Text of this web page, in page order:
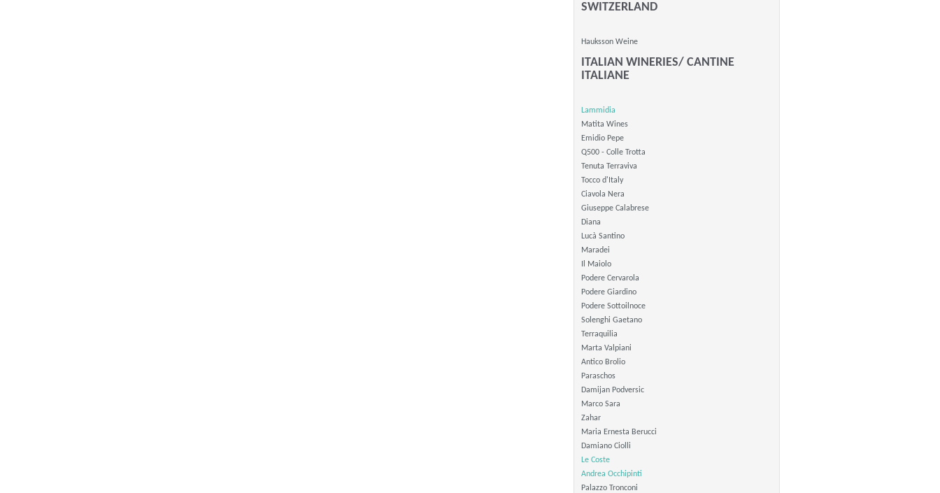
SWITZERLAND
Hauksson Weine
ITALIAN WINERIES/ CANTINE
ITALIANE
Lammidia
Matita Wines
Emidio Pepe
Q500 - Colle Trotta
Tenuta Terraviva
Tocco d'Italy
Ciavola Nera
Giuseppe Calabrese
Diana
Lucà Santino
Maradei
Il Maiolo
Podere Cervarola
Podere Giardino
Podere Sottoilnoce
Solenghi Gaetano
Terraquilia
Marta Valpiani
Antico Brolio
Paraschos
Damijan Podversic
Marco Sara
Zahar
Maria Ernesta Berucci
Damiano Ciolli
Le Coste
Andrea Occhipinti
Palazzo Tronconi